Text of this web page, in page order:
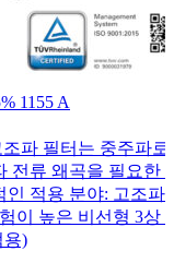
1155 A
파 필터는 중주파로
전류 왜곡을 필요한
인 적용 분야: 고조파
이 높은 비선형 3상
용)